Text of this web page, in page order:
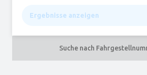
Ergebnisse anzeigen
Suche nach